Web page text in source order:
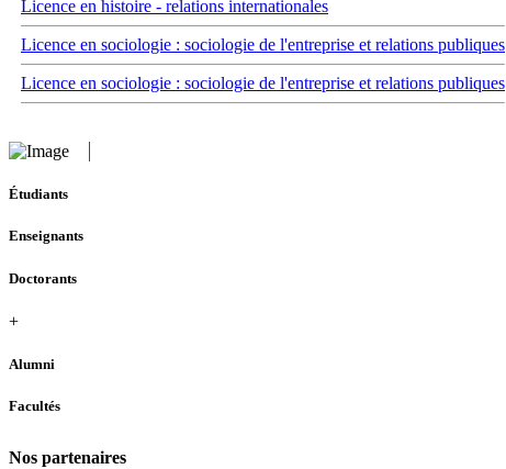
Licence en histoire - relations internationales
Licence en sociologie : sociologie de l'entreprise et relations publiques
Licence en sociologie : sociologie de l'entreprise et relations publiques
Étudiants
Enseignants
Doctorants
+
Alumni
Facultés
Nos partenaires